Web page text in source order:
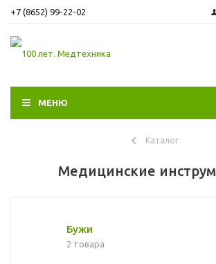
+7 (8652) 99-22-02
МЕНЮ
Каталог
Медицинские
Бужи
2 товара